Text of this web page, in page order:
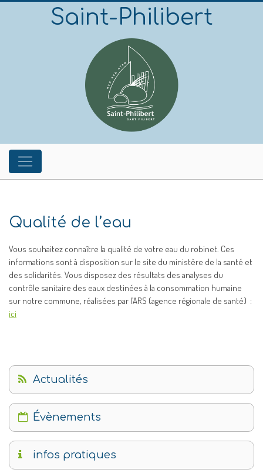
Saint-Philibert
Qualité de l’eau
Vous souhaitez connaître la qualité de votre eau du robinet. Ces
informations sont à disposition sur le site du ministère de la santé et
des solidarités. Vous disposez des résultats des analyses du
contrôle sanitaire des eaux destinées à la consommation humaine
sur notre commune, réalisées par l’ARS (agence régionale de santé) :
ici
Actualités
Évènements
infos pratiques